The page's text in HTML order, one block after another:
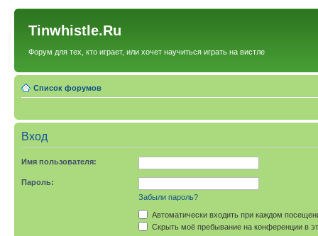
Tinwhistle.Ru
Форум для тех, кто играет, или хочет научиться играть на вистле
Список форумов
Вход
Имя пользователя:
Пароль:
Забыли пароль?
Автоматически входить при каждом
Скрыть моё пребывание на конференции в